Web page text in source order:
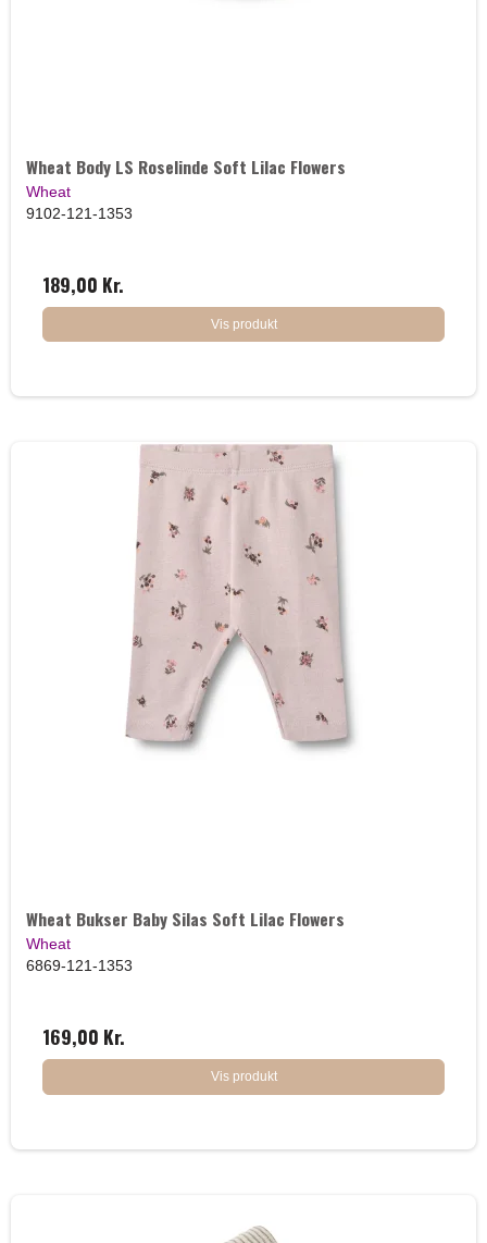
Wheat Body LS Roselinde Soft Lilac Flowers
Wheat
9102-121-1353
189,00 Kr.
Vis produkt
Wheat Bukser Baby Silas Soft Lilac Flowers
Wheat
6869-121-1353
169,00 Kr.
Vis produkt